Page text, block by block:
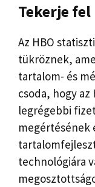
Tekerje fel
Az HBO
tükröznek,
tartalom- és
csoda, hogy az
legrégebbi
megértésének
technológiára